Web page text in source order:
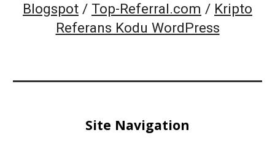
Blogspot / Top-Referral.com / Kripto
Referans Kodu WordPress
Site Navigation